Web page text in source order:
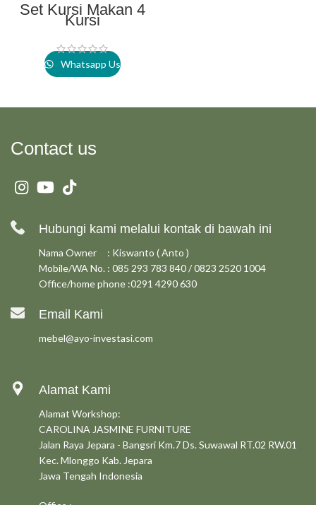
Set Kursi Makan 4
Kursi
Whatsapp Us
Contact us
Hubungi kami melalui kontak di bawah ini
Nama Owner : Kiswanto ( Anto )
Mobile/WA No. : 085 293 783 840 / 0823 2520 1004
Office/home phone :0291 4290 630
Email Kami
mebel@ayo-investasi.com
Alamat Kami
Alamat Workshop:
CAROLINA JASMINE FURNITURE
Jalan Raya Jepara - Bangsri Km.7 Ds. Suwawal RT.02 RW.01
Kec. Mlonggo Kab. Jepara
Jawa Tengah Indonesia